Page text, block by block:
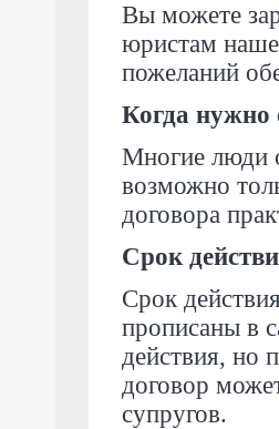
Вы можете
юристам
пожеланий
Когда нужно
Многие люди
возможно
договора
Срок
Срок
прописаны в
действия, но
договор
супругов.